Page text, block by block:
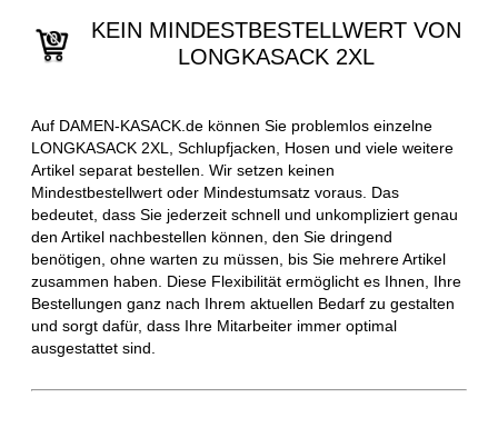
KEIN MINDESTBESTELLWERT VON
LONGKASACK 2XL
Auf DAMEN-KASACK.de können Sie problemlos einzelne
LONGKASACK 2XL, Schlupfjacken, Hosen und viele weitere
Artikel separat bestellen. Wir setzen keinen
Mindestbestellwert oder Mindestumsatz voraus. Das
bedeutet, dass Sie jederzeit schnell und unkompliziert genau
den Artikel nachbestellen können, den Sie dringend
benötigen, ohne warten zu müssen, bis Sie mehrere Artikel
zusammen haben. Diese Flexibilität ermöglicht es Ihnen, Ihre
Bestellungen ganz nach Ihrem aktuellen Bedarf zu gestalten
und sorgt dafür, dass Ihre Mitarbeiter immer optimal
ausgestattet sind.